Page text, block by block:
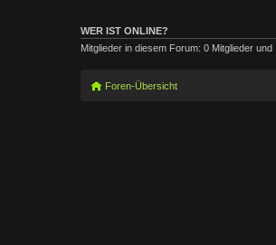
WER IST ONLINE?
Mitglieder in diesem Forum: 0 Mitglieder und
Foren-Übersicht